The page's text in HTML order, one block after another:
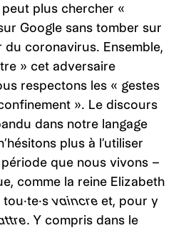
plus chercher «
Google sans tomber sur
coronavirus. Ensemble,
» cet adversaire
respectons les « gestes
». Le discours
dans notre langage
plus à l’utiliser
que nous vivons –
comme la reine Elizabeth
vaincre et, pour y
Y compris dans le